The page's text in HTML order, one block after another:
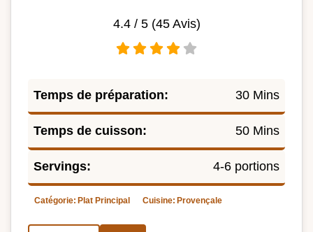
4.4/ 5 (45Avis)
Temps de préparation: 30 Mins
Temps de cuisson: 50 Mins
Servings: 4-6 portions
Catégorie: Plat Principal Cuisine: Provençale